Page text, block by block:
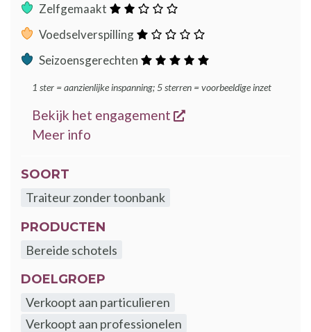
Zelfgemaakt
Voedselverspilling
Seizoensgerechten
1 ster = aanzienlijke inspanning; 5 sterren = voorbeeldige inzet
Bekijk het engagement
opent een nieuw
Meer info
SOORT
Traiteur zonder toonbank
PRODUCTEN
Bereide schotels
DOELGROEP
Verkoopt aan particulieren
Verkoopt aan professionelen